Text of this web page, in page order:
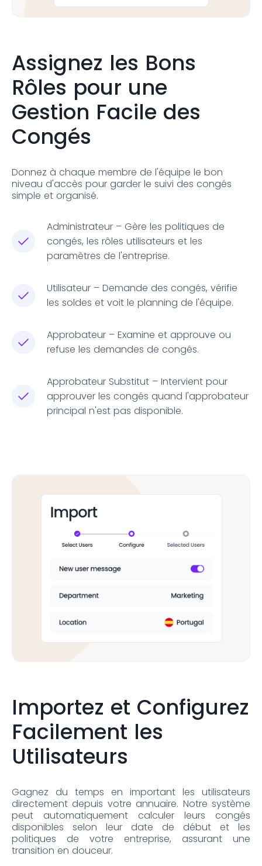
Assignez les Bons
Rôles pour une
Gestion Facile des
Congés
Donnez à chaque membre de l'équipe le bon
niveau d'accès pour garder le suivi des congés
simple et organisé.
Administrateur – Gère les politiques de
congés, les rôles utilisateurs et les
paramètres de l'entreprise.
Utilisateur – Demande des congés, vérifie
les soldes et voit le planning de l'équipe.
Approbateur – Examine et approuve ou
refuse les demandes de congés.
Approbateur Substitut – Intervient pour
approuver les congés quand l'approbateur
principal n'est pas disponible.
Importez et Configurez
Facilement les
Utilisateurs
Gagnez du temps en important les utilisateurs
directement depuis votre annuaire. Notre système
peut automatiquement calculer leurs congés
disponibles selon leur date de début et les
politiques de votre entreprise, assurant une
transition en douceur.